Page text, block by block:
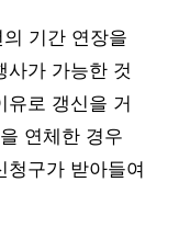
기간 연장을
사가 가능한 것
유로 갱신을 거
연체한 경우
청구가 받아들여